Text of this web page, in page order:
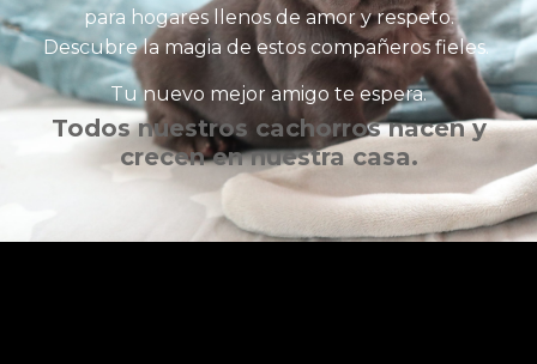
para hogares llenos de amor y respeto.
Descubre la magia de estos compañeros fieles.
Tu nuevo mejor amigo te espera.
Todos nuestros cachorros nacen y
crecen en nuestra casa.